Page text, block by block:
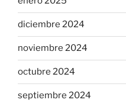
diciembre 2024
noviembre 2024
octubre 2024
septiembre 2024